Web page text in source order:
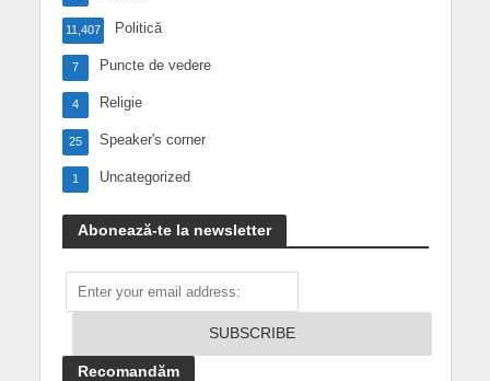
Politică
11,407
Puncte de vedere
7
Religie
4
Speaker's corner
25
Uncategorized
1
Abonează-te la newsletter
Recomandăm